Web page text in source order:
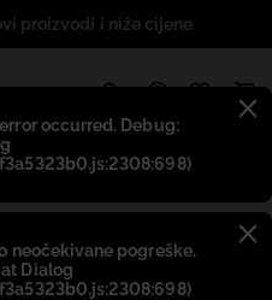
occurred. Debug:
neočekivane pogreške.
Dialog
proizvodi i niže cijene